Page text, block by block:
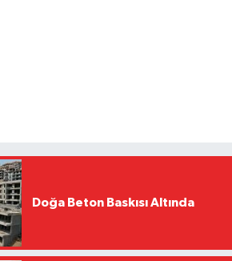
Doğa Beton Baskısı Altında